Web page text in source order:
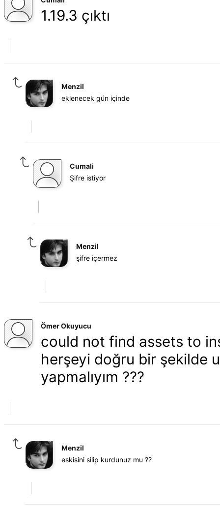
1.19.3 çıktı
Menzil
eklenecek gün içinde
Cumali
Şifre istiyor
Menzil
şifre içermez
Ömer Okuyucu
could not find assets to
herşeyi doğru bir şekilde
yapmalıyım ???
Menzil
eskisini silip kurdunuz mu ??